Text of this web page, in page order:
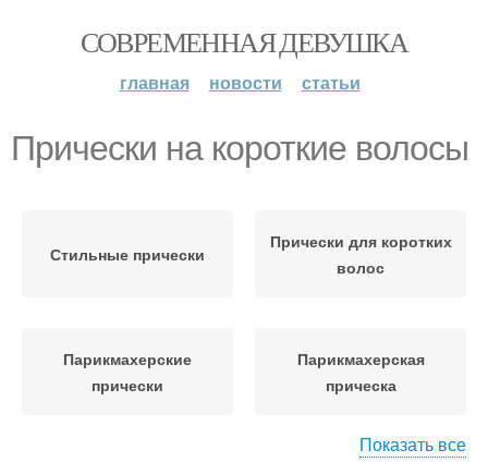
СОВРЕМЕННАЯ ДЕВУШКА
главная новости статьи
Прически на короткие волосы
Стильные прически
Прически для коротких
волос
Парикмахерские
прически
Парикмахерская
прическа
Показать все